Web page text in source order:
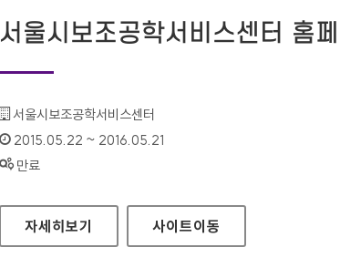
서울시보조공학서비스센터 홈
기관명 :
서울시보조공학서비스센터
인증기간 :
2015.05.22 ~ 2016.05.21
상태 :
만료
서울시보조공학서비스센터 홈페이지
자세히보기 사이트이동